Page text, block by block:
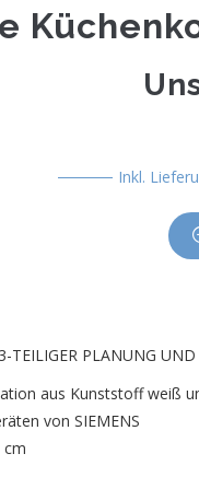
Inkl.
PLANUNG UND
aus Kunststoff weiß
von SIEMENS
cm